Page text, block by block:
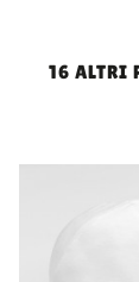
16 ALTRI